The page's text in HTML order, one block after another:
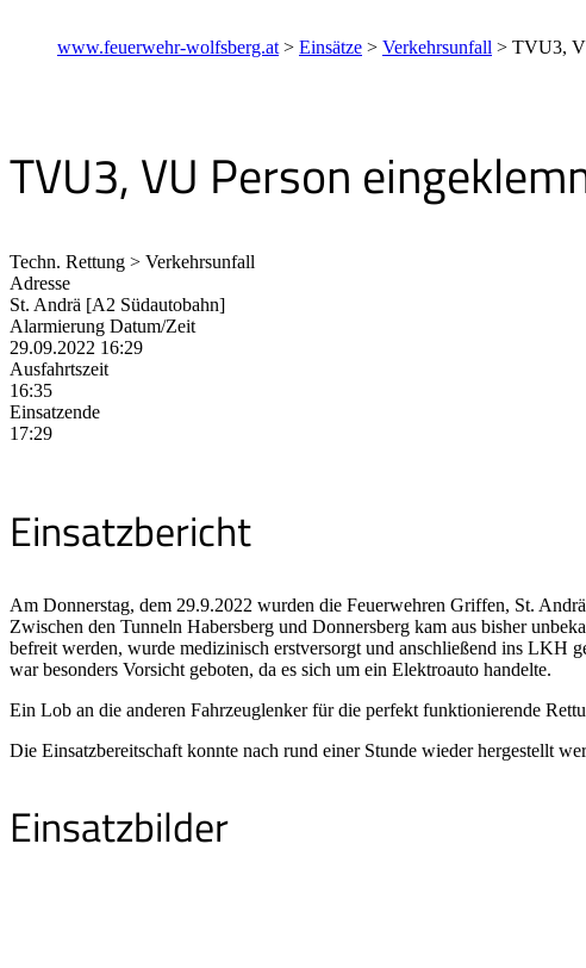
www.feuerwehr-wolfsberg.at > Einsätze > Verkehrsunfall > TVU3,
TVU3, VU Person
Techn. Rettung > Verkehrsunfall
Adresse
St. Andrä [A2 Südautobahn]
Alarmierung Datum/Zeit
29.09.2022 16:29
Ausfahrtszeit
16:35
Einsatzende
17:29
Einsatzbericht
Am Donnerstag, dem 29.9.2022 wurden die Feuerwehren Griffen, St.
Zwischen den Tunneln Habersberg und Donnersberg kam aus bisher
befreit werden, wurde medizinisch erstversorgt und anschließend ins LKH
war besonders Vorsicht geboten, da es sich um ein Elektroauto handelte.
Ein Lob an die anderen Fahrzeuglenker für die perfekt funktionierende
Die Einsatzbereitschaft konnte nach rund einer Stunde wieder hergestellt
Einsatzbilder